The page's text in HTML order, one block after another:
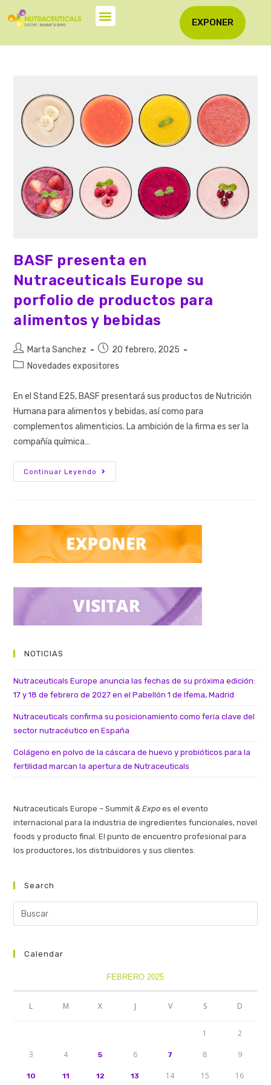
EXPONER
BASF presenta en
Nutraceuticals Europe su
porfolio de productos para
alimentos y bebidas
Marta Sanchez
20 febrero, 2025
Novedades expositores
En el Stand E25, BASF presentará sus productos de Nutrición
Humana para alimentos y bebidas, así como para
complementos alimenticios. La ambición de la firma es ser la
compañía química…
Continuar Leyendo
NOTICIAS
Nutraceuticals Europe anuncia las fechas de su próxima edición:
17 y 18 de febrero de 2027 en el Pabellón 1 de Ifema, Madrid
Nutraceuticals confirma su posicionamiento como feria clave del
sector nutracéutico en España
Colágeno en polvo de la cáscara de huevo y probióticos para la
fertilidad marcan la apertura de Nutraceuticals
Nutraceuticals Europe – Summit& Expo es el evento
internacional para la industria de ingredientes funcionales, novel
foods y producto final. El punto de encuentro profesional para
los productores, los distribuidores y sus clientes.
Search
Calendar
FEBRERO 2025
L M X J V S D
1 2
3 4 5 6 7 8 9
10 11 12 13 14 15 16